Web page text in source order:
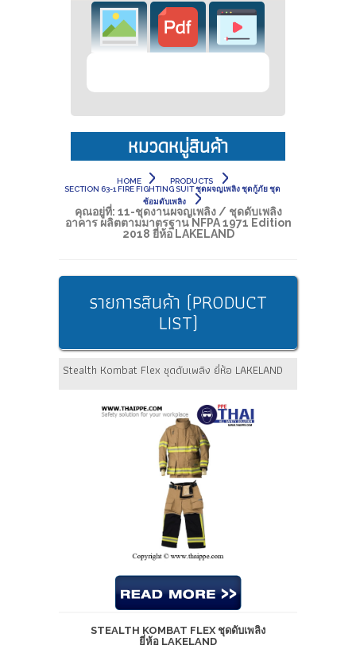
หมวดหมู่สินค้า
HOME
PRODUCTS
SECTION 63-1 FIRE FIGHTING SUIT ชุดผจญเพลิง ชุดกู้ภัย ชุด
ซ้อมดับเพลิง
คุณอยู่ที่: 11-ชุดงานผจญเพลิง / ชุดดับเพลิง
อาคาร ผลิตตามมาตรฐาน NFPA 1971 Edition
2018 ยี่ห้อ LAKELAND
รายการสินค้า (PRODUCT
LIST)
Stealth Kombat Flex ชุดดับเพลิง ยี่ห้อ LAKELAND
STEALTH KOMBAT FLEX ชุดดับเพลิง
ยี่ห้อ LAKELAND